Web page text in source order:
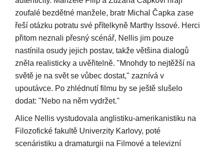
zoufalé bezdětné manžele, bratr Michal Čapka zase
řeší otázku potratu své přítelkyně Marthy Issové. Herci
přitom neznali přesný scénář, Nellis jim pouze
nastínila osudy jejich postav, takže většina dialogů
zněla realisticky a uvěřitelně. "Mnohdy to nejtěžší na
světě je na svět se vůbec dostat," zaznívá v
upoutávce. Po zhlédnutí filmu by se ještě slušelo
dodat: "Nebo na něm vydržet."
Alice Nellis vystudovala anglistiku-amerikanistiku na
Filozofické fakultě Univerzity Karlovy, poté
scenáristiku a dramaturgii na Filmové a televizní